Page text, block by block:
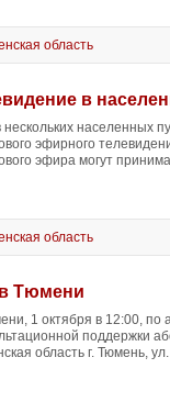
область
в
населенных
эфирного
эфира могут
область
Тюмени
1 октября в 12:00, по
поддержки
область г. Тюмень,